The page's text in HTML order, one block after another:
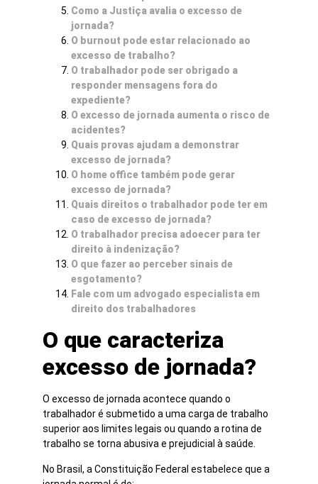
Como a Justiça avalia o excesso de
jornada?
O burnout pode estar relacionado ao
excesso de trabalho?
O trabalhador pode ser obrigado a
responder mensagens fora do
expediente?
O excesso de jornada aumenta o risco de
acidentes?
Quais provas ajudam a demonstrar
excesso de jornada?
O home office também pode gerar
excesso de jornada?
Quais direitos o trabalhador pode ter em
caso de excesso de jornada?
O trabalhador precisa adoecer para ter
direito à indenização?
O que fazer ao perceber sinais de
esgotamento?
Fale com um advogado especialista em
direito dos trabalhadores
O que caracteriza
excesso de jornada?
O excesso de jornada acontece quando o
trabalhador é submetido a uma carga de trabalho
superior aos limites legais ou quando a rotina de
trabalho se torna abusiva e prejudicial à saúde.
No Brasil, a Constituição Federal estabelece que a